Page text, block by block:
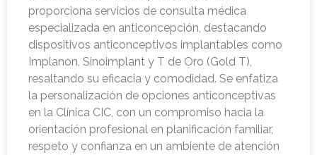
proporciona servicios de consulta médica
especializada en anticoncepción, destacando
dispositivos anticonceptivos implantables como
Implanon, Sinoimplant y T de Oro (Gold T),
resaltando su eficacia y comodidad. Se enfatiza
la personalización de opciones anticonceptivas
en la Clínica CIC, con un compromiso hacia la
orientación profesional en planificación familiar,
respeto y confianza en un ambiente de atención